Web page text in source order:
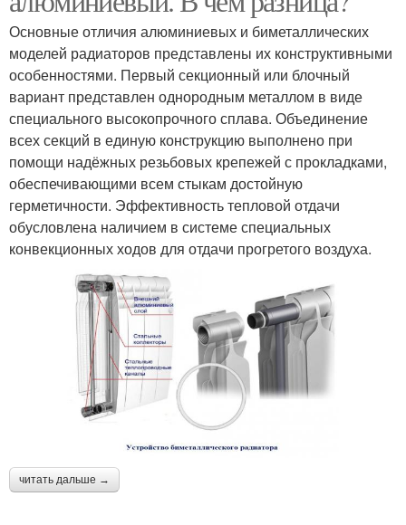
Основные отличия алюминиевых и биметаллических
моделей радиаторов представлены их конструктивными
особенностями. Первый секционный или блочный
вариант представлен однородным металлом в виде
специального высокопрочного сплава. Объединение
всех секций в единую конструкцию выполнено при
помощи надёжных резьбовых крепежей с прокладками,
обеспечивающими всем стыкам достойную
герметичности. Эффективность тепловой отдачи
обусловлена наличием в системе специальных
конвекционных ходов для отдачи прогретого воздуха.
читать дальше →